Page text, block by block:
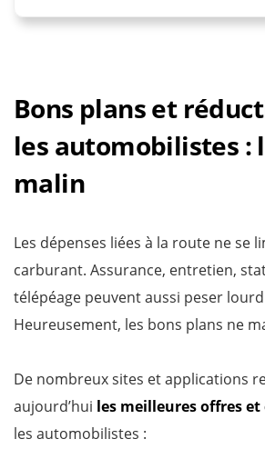
Bons plans et
les automobilistes :
malin
Les dépenses liées à la route ne se
carburant. Assurance, entretien,
télépéage peuvent aussi peser
Heureusement, les bons plans ne
De nombreux sites et applications
aujourd’hui les meilleures offres et
les automobilistes :